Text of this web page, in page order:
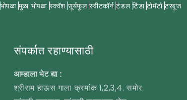
भोपळा मुळा भोपळा स्क्वॅश सूर्यफूल स्वीटकॉर्न टंडल टिंडा टोमॅटो टरबूज
संपर्कात रहाण्यासाठी
आम्हाला भेट द्या :
श्रीराम हाऊस गाला क्रमांक 1,2,3,4. समोर.